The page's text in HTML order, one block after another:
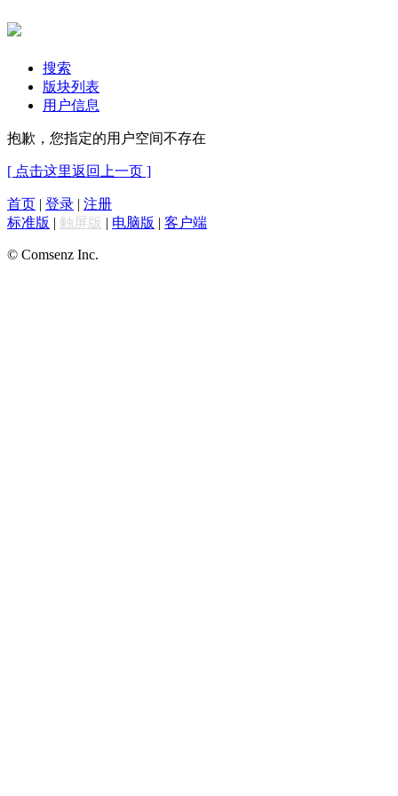
搜索
版块列表
用户信息
抱歉，您指定的用户空间不存在
[ 点击这里返回上一页 ]
首页 | 登录 | 注册
标准版 | 触屏版 | 电脑版 | 客户端
© Comsenz Inc.